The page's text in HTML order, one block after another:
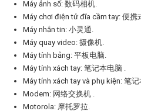
Máy ảnh số: 数码相机.
Máy chơi điện tử đĩa cầm tay: 便携
Máy nhắn tin: 小灵通.
Máy quay video: 摄像机.
Máy tính bảng: 平板电脑.
Máy tính xách tay: 笔记本电脑 .
Máy tính xách tay và phụ kiện: 笔
Modem: 网络交换机 .
Motorola: 摩托罗拉.